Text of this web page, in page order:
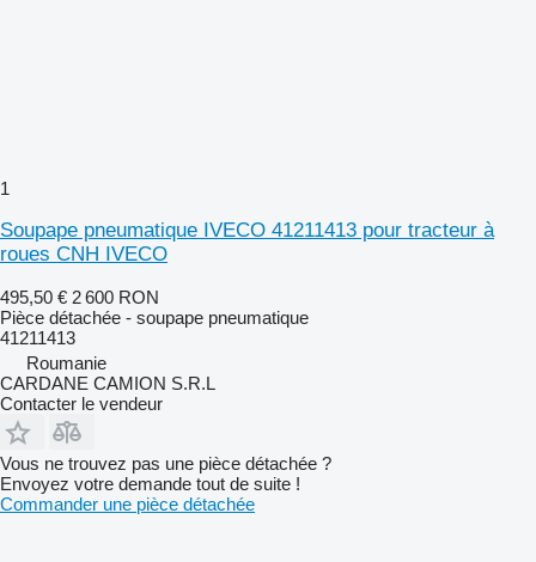
1
Soupape pneumatique IVECO 41211413 pour tracteur à
roues CNH IVECO
495,50 € 2 600 RON
Pièce détachée - soupape pneumatique
41211413
Roumanie
CARDANE CAMION S.R.L
Contacter le vendeur
Vous ne trouvez pas une pièce détachée ?
Envoyez votre demande tout de suite !
Commander une pièce détachée